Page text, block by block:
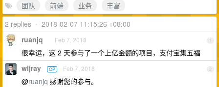
团队
前端 业务
丰富
2 replies • 2018-02-07 11:15:26 +08:00
1
ruanjq Feb 7, 2018
很幸运，这 2 天参与了一个上亿金额的项目，支付宝集五福
2
wljray OP Feb 7, 2018
@ruanjq 感谢您的参与。